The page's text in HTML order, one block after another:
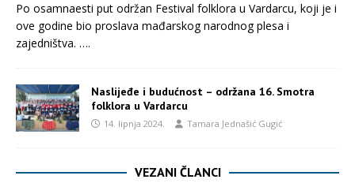
Po osamnaesti put održan Festival folklora u Vardarcu, koji je i
ove godine bio proslava mađarskog narodnog plesa i
zajedništva. ….
Naslijeđe i budućnost – održana 16. Smotra
folklora u Vardarcu
14. lipnja 2024. Tamara Jednašić Gugić
VEZANI ČLANCI